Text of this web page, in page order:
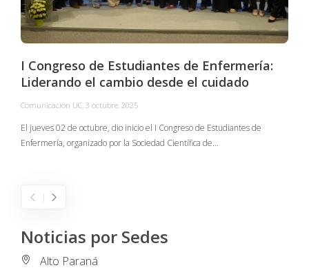
I Congreso de Estudiantes de Enfermería:
Liderando el cambio desde el cuidado
Comunicación UC, 3 octubre, 2025
El jueves 02 de octubre, dio inicio el I Congreso de Estudiantes de
Enfermería, organizado por la Sociedad Científica de…
Noticias por Sedes
Alto Paraná